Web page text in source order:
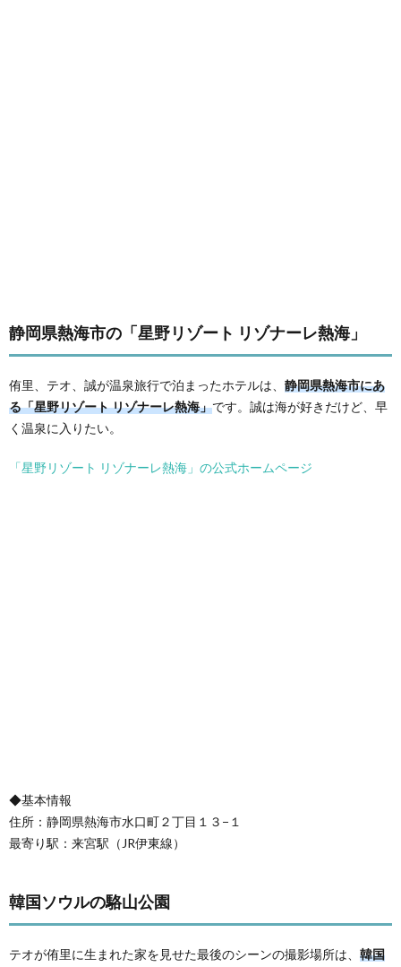
静岡県熱海市の「星野リゾート リゾナーレ熱海」
侑里、テオ、誠が温泉旅行で泊まったホテルは、 静岡県熱海市にあ
る「星野リゾート リゾナーレ熱海」です。誠は海が好きだけど、早
く温泉に入りたい。
「星野リゾート リゾナーレ熱海」の公式ホームページ
◆基本情報
住所：静岡県熱海市水口町２丁目１３−１
最寄り駅：来宮駅（JR伊東線）
韓国ソウルの駱山公園
テオが侑里に生まれた家を見せた最後のシーンの撮影場所は、 韓国